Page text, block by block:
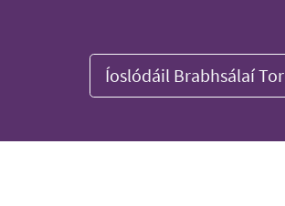
Íoslódáil Brabhsálaí Tor